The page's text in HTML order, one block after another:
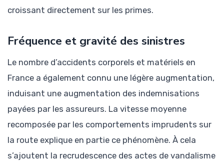
croissant directement sur les primes.
Fréquence et gravité des sinistres
Le nombre d’accidents corporels et matériels en
France a également connu une légère augmentation,
induisant une augmentation des indemnisations
payées par les assureurs. La vitesse moyenne
recomposée par les comportements imprudents sur
la route explique en partie ce phénomène. À cela
s’ajoutent la recrudescence des actes de vandalisme